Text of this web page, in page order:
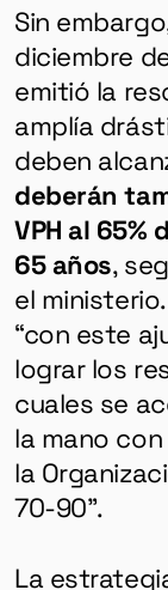
Sin
diciembre
emitió la
amplía
deben
deberán
VPH al
65 años,
el
“con este
lograr los
cuales se
la mano
la
70-90”.
La